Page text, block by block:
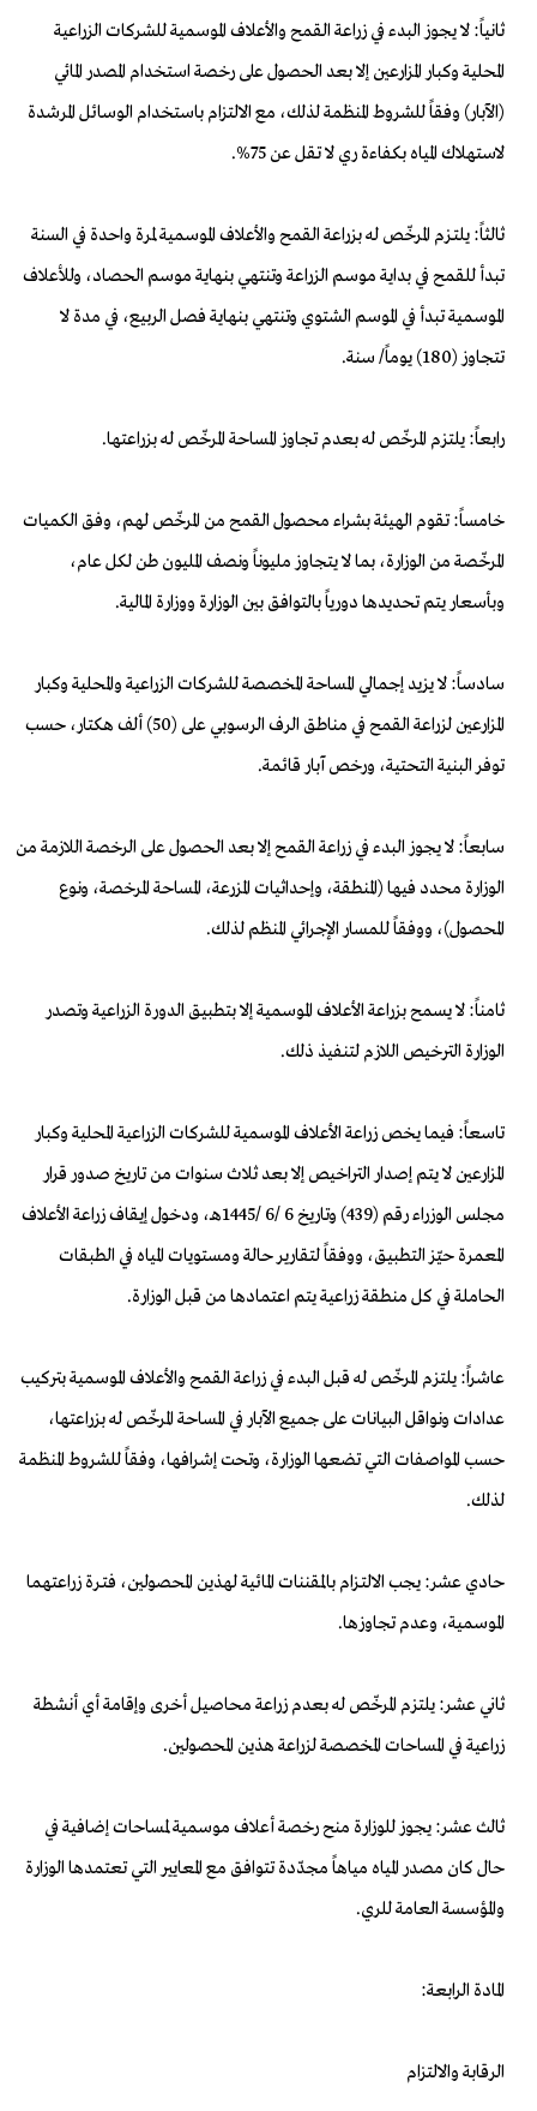
ثانياً: لا يجوز البدء في زراعة القمح والأعلاف الموسمية للشركات الزراعية
المحلية وكبار المزارعين إلا بعد الحصول على رخصة استخدام المصدر المائي
(الآبار) وفقاً للشروط المنظمة لذلك، مع الالتزام باستخدام الوسائل المرشدة
لاستهلاك المياه بكفاءة ري لا تقل عن 75%.
ثالثاً: يلتـزم المرخّص له بزراعة القمح والأعلاف الموسمية لمرة واحدة في السنة
تبدأ للقمح في بداية موسم الزراعة وتنتهي بنهاية موسم الحصاد، وللأعلاف
الموسمية تبدأ في الموسم الشتوي وتنتهي بنهاية فصل الربيع، في مدة لا
تتجاوز (180) يوماً/ سنة.
رابعاً: يلتزم المرخّص له بعدم تجاوز المساحة المرخّص له بزراعتها.
خامساً: تقوم الهيئة بشراء محصول القمح من المرخّص لهم، وفق الكميات
المرخّصة من الوزارة، بما لا يتجاوز مليوناً ونصف المليون طن لكل عام،
وبأسعار يتم تحديدها دورياً بالتوافق بين الوزارة ووزارة المالية.
سادساً: لا يزيد إجمالي المساحة المخصصة للشركات الزراعية والمحلية وكبار
المزارعين لزراعة القمح في مناطق الرف الرسوبي على (50) ألف هكتار، حسب
توفر البنية التحتية، ورخص آبار قائمة.
سابعاً: لا يجوز البدء في زراعة القمح إلا بعد الحصول على الرخصة اللازمة من
الوزارة محدد فيها (المنطقة، وإحداثيات المزرعة، المساحة المرخصة، ونوع
المحصول)، ووفقاً للمسار الإجرائي المنظم لذلك.
ثامناً: لا يسمح بزراعة الأعلاف الموسمية إلا بتطبيق الدورة الزراعية وتصدر
الوزارة الترخيص اللازم لتنفيذ ذلك.
تاسعاً: فيما يخص زراعة الأعلاف الموسمية للشركات الزراعية المحلية وكبار
المزارعين لا يتم إصدار التراخيص إلا بعد ثلاث سنوات من تاريخ صدور قرار
مجلس الوزراء رقم (439) وتاريخ 6 /6 /1445هـ، ودخول إيقاف زراعة الأعلاف
المعمرة حيّز التطبيق، ووفقاً لتقارير حالة ومستويات المياه في الطبقات
الحاملة في كل منطقة زراعية يتم اعتمادها من قبل الوزارة.
عاشراً: يلتزم المرخّص له قبل البدء في زراعة القمح والأعلاف الموسمية بتركيب
عدادات ونواقل البيانات على جميع الآبار في المساحة المرخّص له بزراعتها،
حسب المواصفات التي تضعها الوزارة، وتحت إشرافها، وفقاً للشروط المنظمة
لذلك.
حادي عشر: يجب الالتـزام بالمقننات المائية لهذين المحصولين، فتـرة زراعتهما
الموسمية، وعدم تجاوزها.
ثاني عشر: يلتزم المرخّص له بعدم زراعة محاصيل أخرى وإقامة أي أنشطة
زراعية في المساحات المخصصة لزراعة هذين المحصولين.
ثالث عشر: يجوز للوزارة منح رخصة أعلاف موسمية لمساحات إضافية في
حال كان مصدر المياه مياهاً مجدّدة تتوافق مع المعايير التي تعتمدها الوزارة
والمؤسسة العامة للري.
المادة الرابعة:
الرقابة والالتزام